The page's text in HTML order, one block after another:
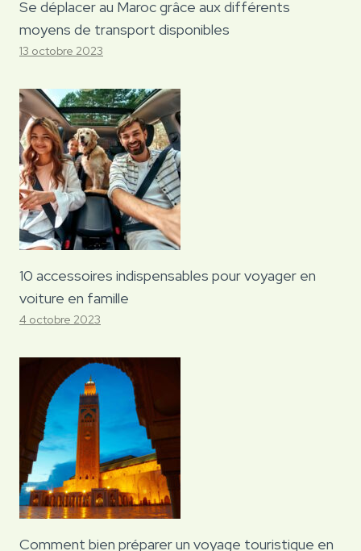
Se déplacer au Maroc grâce aux différents
moyens de transport disponibles
13 octobre 2023
10 accessoires indispensables pour voyager en
voiture en famille
4 octobre 2023
Comment bien préparer un voyage touristique en